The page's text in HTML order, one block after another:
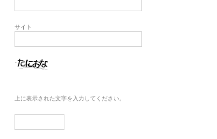
サイト
上に表示された文字を入力してください。